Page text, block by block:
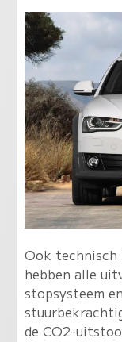
Ook technisch
hebben alle
stopsysteem
de CO2-